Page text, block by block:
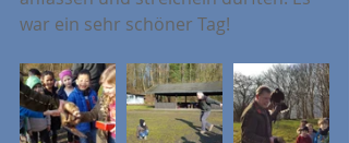
war ein sehr schöner Tag!